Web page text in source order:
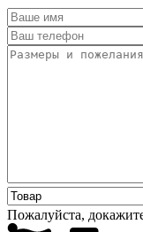
Пожалуйста,